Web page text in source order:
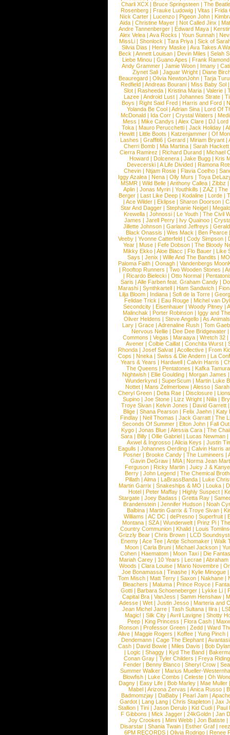
Charli XCX |Bruce Springsteen |The
Rosenberg | Frauke Ludowig | Vitas | Frida
Nick Carter | Lucenzo | Pigeon John |
Aida |Christine Mayer |Not Called Jinx |
Andre Tannenberger | Edward Maya |
Alex Velea | Ava Rocks | Youn Sunnah |
MissLi | Shonlock | Tara Priya | Sick of
Silvia Dias |Henry Maske |Ava Takes A
Beck |Annett Louisan |Devin Miles |Selah
Liebe Minou |Guano Apes |Frank Ramond
Andy Grammer |Jamie Woon | Imany |
Ziynet Sali |Jaguar Wright |Diane
Beauregard |Olivia NewtonJohn |Tarja
Redfield | Andreas Bourani | Miss Baby Sol
Slot | Rasheeda | Kristina Maria | Valerie |
Lazee | Android Lust | Johannes Strate |
Boys | Right Said Fred | Harris and Ford |
Yolanda Be Cool |Adrian Sina |Lord Of
McDonald | Ida Corr |Crystal Waters |
Mess | Mike Candys | Alex Clare | DJ Lord
Toka | Mauro Perucchetti | Jack Holiday |
Hewitt |Little Boots |Katzenjammer |Of
Lashes |Graffiti6 |Gerard |Miriam Bryant |
Cherri Bomb | Mia Martina | Sarah Hackett
Cierra Ramirez | Richard Durand | Michael
Howard |Dolcenera |Jake Bugg |Kris
Devecerski |A Life Divided |Ramona
Chevin |Ntjam Rosie |Flavia Coelho |
Iggy Azalea | Nena | Olly Murs | Toya
MSMR |Wild Belle |Anthony Callea |Zibbz
Aplin | Jonas Myrin | Youthkills | ZAZ | The
Berger |Last Like Deep |Kodaline |Lorde |
|Ace Wilder |Eklipse |Sharon Doorson |
Star And Dagger | Stephanie Neigel |
Krewella | Johnossi | Le Youth | The Civil
James | Jarell Perry | Ivy Quainoo |
Jillette Johnson | Garland Jeffreys |
Black Onassis | Wes Mack | Ben Pearce
Veeby | Yvonne Catterfeld | Cody Simpson |
Year |Muse |Fefe Dobson |The Bloody
Mikky Ekko | Aloe Blacc | Flo Bauer | Like
Says | Jenix | Wille And The Bandits | MO
Paloma Faith |Oonagh |Vandenbergs
|Rooftop Runners |Two Wooden Stones |
| Ricardo Bielecki | Otto Normal |
Saris | Alle Farben feat. Graham Candy |
Marashi | Synthkartell | Ham Sandwich |
Lilja Bloom | Indiana | Sofi de la Torre |
Felidae Trick | Eau Rouge | Michel van
Secondcity |Eisenhauer |Woody Pitney |
Malinchak |Porter Robinson | Iggy and
Oliver Heldens |Steve Angello |As Animals
Lary | Grace | Adrenaline Rush | Tom
Nervous Nellie | Dee Dee Bridgewater |
Commons |Vegas |Maraaya |Wretch 32 |
Avener | Colbie Caillat | Conchita Wurst |
Rhonda | Josef Salvat | Acollective | From
Cops | Nneka | Swiss & Die Andern | La
Years & Years |Hardwell |Calvin Harris |
The Queens | Pentatones | Kafka Tamura
Nightwish |Ellie Goulding |Morgan James
Wunderkynd | SuperScum | Martin Luke
Nottet |Mans Zelmerloew |Alesso |
Cheryl Green |Delta Rae |Disclosure |
Supino |Joe Stone |Lizz Wright |Niila |
Troye Sivan | Kelvin Jones | David Garrett
Blige | Shana Pearson | Felix Jaehn | Katy
Findlay |Neil Thomas |Jack Garratt |The
Seconds Of Summer |Elton John |Fall
Kygo |Jonas Blue |Alessia Cara |The
Sara |Billy |Ollie Gabriel |Lucas Newman |
Axwel & Ingrosso | Alicia Keys | Justin
Eagulls |Johannes Oerding |Calvin Harris
Posner |Brooke Candy |The Lumineers |
Gavin DeGraw | MIA| Norma Jean
Ferguson | Ricky Martin | Juicy J &
Berry | John Legend | The Chemical
Pillath |Alma |LaBrassBanda |Luke
Martin Garrix | Snakeships & MO | Louka |
Hotel | Peter Maffay | Highly Suspect |
Stargate |Joey Badass |Gretta Ray |
Brandenstein |Jennifer Hudson |Noah
Balbina | Martin Garrix & Troye Sivan |
Williams |AC DC |dePresno |Superfruit |
Montana |SZA|Wunderwelt |Prinz Pi |
Country Communion | Khalid | Louis
Grizzly Bear | Chris Brown | LCD
Enemy | Ace Tee | Antje Schomaker | Walk
Moon |Carla Bruni |Michael Jackson |
Cohen |Haematom |Moon Taxi |Die
Mariah Carey | 10 Years | Lecrae | Abraham
Woods |Clara Louise |Mario Novembre |
Joe Bonamassa | Tinashe | Kylie Minogue |
Tom Misch |Matt Terry |Saxon |Nakhane |
Bleachers | Maluma | Prince Royce |
Gotti |Barbara Schoeneberger |Lykke Li |
Capital Bra |VanJess |Samm Henshaw |
Adesse |Wet |Justin Jesso |Marteria and
Jean Michel Jarre |Tash Sultana | Ilira |
Magic! | Silk City | Avril Lavigne | Shotty
Peep |King Princess |Flora Cash |
Ronson |Professor Green |Zedd |Ward
Alive |Maggie Rogers |Koffee |Yung Pinch |
Dendemann |Cage The Elephant |
Cash | David Bowie | Miles Davis | Bob Dylan
|Logic |Shaggy |Kyd The Band |
Conan Gray |Tyler Childers |Freya
Fender |Benny Blanco |Sheryl Crow |
Summer Walker |Marius Mueller-
Blowfish | Luke Combs | Celeste | Oh
Dagny |Easy Life |Bob Marley |Mae Muller
Mabel |Arizona Zervas |Anica Russo |
Badmomzjay |DaBaby |Pearl Jam |
Gardot | Lang Lang | Chris Stapleton | Jax
Stallion |Tini |Jason Derulo |Kid Cudi |Paul
F Gibbons | Mick Jagger | 24kGoldn | Jan
Joy Crookes | Mimi Webb | Jon Batiste |
Disarstar | Shania Twain | Esther Graf |
6PM RECORDS | Olivia Rodrigo | Renee